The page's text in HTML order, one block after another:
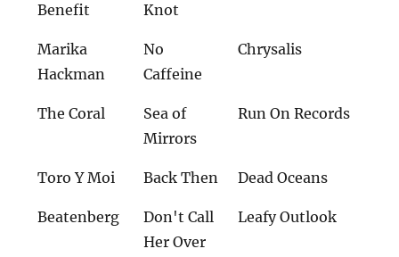
Benefit
Knot
Marika
Hackman
No
Caffeine
Chrysalis
The Coral
Sea of
Mirrors
Run On Records
Toro Y Moi Back Then Dead Oceans
Beatenberg
Don't Call
Her Over
Leafy Outlook